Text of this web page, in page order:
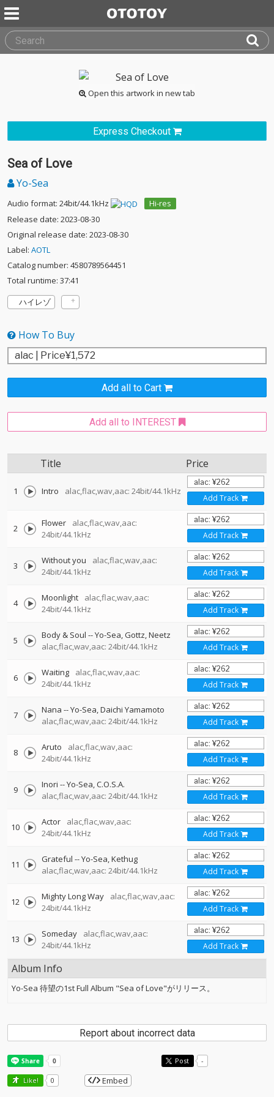
Open this artwork in new tab
Express Checkout
Sea of Love
Yo-Sea
Audio format: 24bit/44.1kHz
Hi-res
Release date: 2023-08-30
Original release date: 2023-08-30
Label: AOTL
Catalog number: 4580789564451
Total runtime: 37:41
ハイレゾ
How To Buy
Add all to Cart
Add all to INTEREST
Title Price
1 Intro alac,flac,wav,aac: 24bit/44.1kHz
Add Track
2 Flower
alac,flac,wav,aac:
24bit/44.1kHz
Add Track
3 Without you
alac,flac,wav,aac:
24bit/44.1kHz
Add Track
4 Moonlight
alac,flac,wav,aac:
24bit/44.1kHz
Add Track
5 Body & Soul --Yo-Sea Gottz Neetz
alac,flac,wav,aac: 24bit/44.1kHz
Add Track
6 Waiting
alac,flac,wav,aac:
24bit/44.1kHz
Add Track
7 Nana --Yo-Sea Daichi Yamamoto
alac,flac,wav,aac: 24bit/44.1kHz
Add Track
8 Aruto
alac,flac,wav,aac:
24bit/44.1kHz
Add Track
9 Inori --Yo-Sea C.O.S.A.
alac,flac,wav,aac: 24bit/44.1kHz
Add Track
10 Actor
alac,flac,wav,aac:
24bit/44.1kHz
Add Track
11 Grateful --Yo-Sea Kethug
alac,flac,wav,aac: 24bit/44.1kHz
Add Track
12 Mighty Long Way
alac,flac,wav,aac:
24bit/44.1kHz
Add Track
13 Someday
alac,flac,wav,aac:
24bit/44.1kHz
Add Track
Album Info
Yo-Sea 待望の1st Full Album "Sea of Love"がリリース。
Report about incorrect data
Post -
Like! 0 Embed